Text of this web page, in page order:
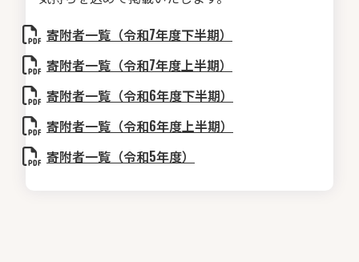
寄附者一覧（令和7年度下半期）
寄附者一覧（令和7年度上半期）
寄附者一覧（令和6年度下半期）
寄附者一覧（令和6年度上半期）
寄附者一覧（令和5年度）